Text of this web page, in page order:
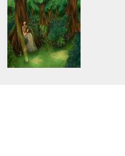
assumed 'article_topic' (this
will throw an Error in a future
version of PHP) in
/home/keedkean/domains/
on line534
#เล่นเกมเป็นผี